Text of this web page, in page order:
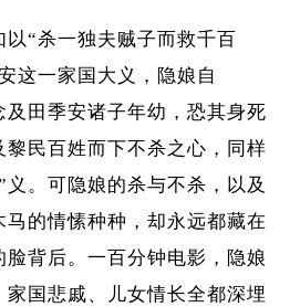
以“杀一独夫贼子而救千百
这一家国大义，隐娘自
及田季安诸子年幼，恐其身死
民百姓而下不杀之心，同样
。可隐娘的杀与不杀，以及
的情愫种种，却永远都藏在
背后。一百分钟电影，隐娘
国悲戚、儿女情长全都深埋